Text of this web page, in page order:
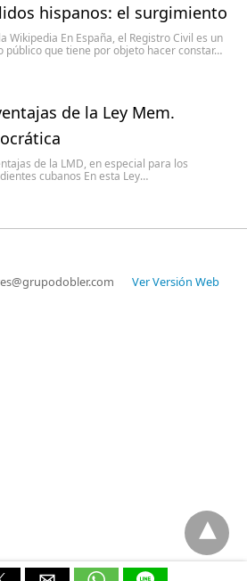
hispanos: el surgimiento
Wikipedia En España, el Registro Civil es un
público que tiene por objeto hacer constar…
de la Ley Mem.
de la LMD, en especial para los
cubanos En esta Ley…
Ver Versión Web